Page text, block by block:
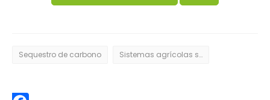
Sequestro de carbono Sistemas agrícolas sustentáveis